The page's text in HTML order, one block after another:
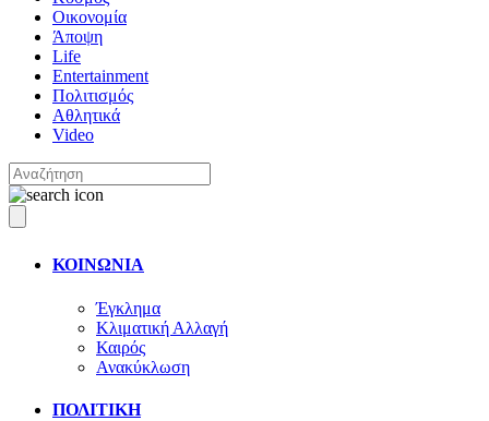
Οικονομία
Άποψη
Life
Entertainment
Πολιτισμός
Αθλητικά
Video
ΚΟΙΝΩΝΙΑ
Έγκλημα
Κλιματική Αλλαγή
Καιρός
Ανακύκλωση
ΠΟΛΙΤΙΚΗ